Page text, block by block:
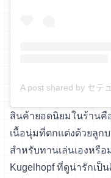
สินค้ายอดนิยมในร้านคื
เนื้อนุ่มที่ตกแต่งด้วยลูก
สำหรับทานเล่นเองหรื
Kugelhopf ที่ดูน่ารักเ